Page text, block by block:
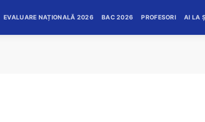
EVALUARE NAȚIONALĂ 2026 BAC 2026 PROFESORI AI LA